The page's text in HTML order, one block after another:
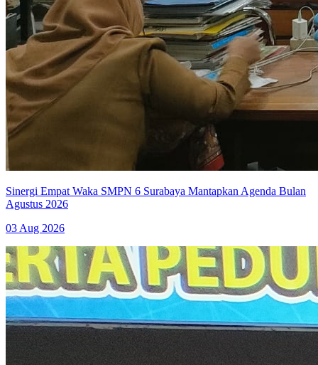
Sinergi Empat Waka SMPN 6 Surabaya Mantapkan Agenda Bulan
Agustus 2026
03 Aug 2026